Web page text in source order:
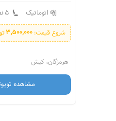
اتوماتیک
5 نفره
شروع قیمت: 3,500,000
هرمزگان، کیش
مشاهده